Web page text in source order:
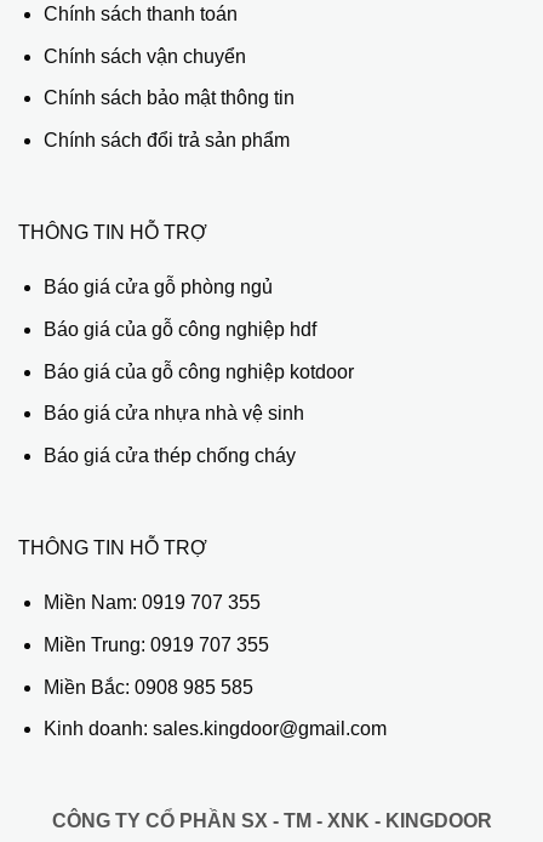
Chính sách thanh toán
Chính sách vận chuyển
Chính sách bảo mật thông tin
Chính sách đổi trả sản phẩm
THÔNG TIN HỖ TRỢ
Báo giá cửa gỗ phòng ngủ
Báo giá của gỗ công nghiệp hdf
Báo giá của gỗ công nghiệp kotdoor
Báo giá cửa nhựa nhà vệ sinh
Báo giá cửa thép chống cháy
THÔNG TIN HỖ TRỢ
Miền Nam: 0919 707 355
Miền Trung: 0919 707 355
Miền Bắc: 0908 985 585
Kinh doanh: sales.kingdoor@gmail.com
CÔNG TY CỔ PHẦN SX - TM - XNK - KINGDOOR